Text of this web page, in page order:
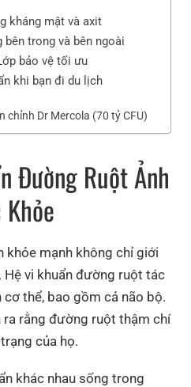
kháng mật và axit
trong và bên ngoài
bảo vệ tối ưu
khi bạn đi du lịch
chỉnh Dr Mercola (70 tỷ CFU)
Đường Ruột Ảnh
khỏe mạnh không chỉ giới
Hệ vi khuẩn đường ruột tác
thể, bao gồm cả não bộ.
ra rằng đường ruột thậm chí
của họ.
khác nhau sống trong